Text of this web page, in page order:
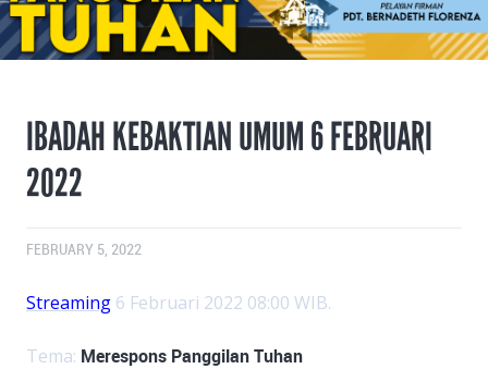
IBADAH KEBAKTIAN UMUM 6 FEBRUARI
2022
FEBRUARY 5, 2022
Streaming 6 Februari 2022 08:00 WIB.
Tema: Merespons Panggilan Tuhan